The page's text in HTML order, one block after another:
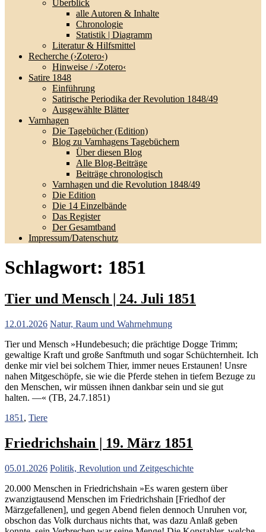
Überblick
alle Autoren & Inhalte
Chronologie
Statistik | Diagramm
Literatur & Hilfsmittel
Recherche (›Zotero‹)
Hinweise / ›Zotero‹
Satire 1848
Einführung
Satirische Periodika der Revolution 1848/49
Ausgewählte Blätter
Varnhagen
Die Tagebücher (Edition)
Blog zu Varnhagens Tagebüchern
Über diesen Blog
Alle Blog-Beiträge
Beiträge chronologisch
Varnhagen und die Revolution 1848/49
Die Edition
Die 14 Einzelbände
Das Register
Der Gesamtband
Impressum/Datenschutz
Schlagwort: 1851
Tier und Mensch | 24. Juli 1851
12.01.2026 Natur, Raum und Wahrnehmung
Tier und Mensch »Hundebesuch; die prächtige Dogge Trimm;
gewaltige Kraft und große Sanftmuth und sogar Schüchternheit. Ich
denke mir viel bei solchem Thier, immer neues Erstaunen! Unsre
nahen Mitgeschöpfe, sie wie die Pferde stehen in tiefem Bezuge zu
den Menschen, wir müssen ihnen dankbar sein und sie gut
halten. —« (TB, 24.7.1851)
1851 , Tiere
Friedrichshain | 19. März 1851
05.01.2026 Politik, Revolution und Zeitgeschichte
20.000 Menschen in Friedrichshain »Es waren gestern über
zwanzigtausend Menschen im Friedrichshain [Friedhof der
Märzgefallenen], und gegen Abend fielen dennoch Unruhen vor,
obschon das Volk durchaus nichts that, was dazu Anlaß geben